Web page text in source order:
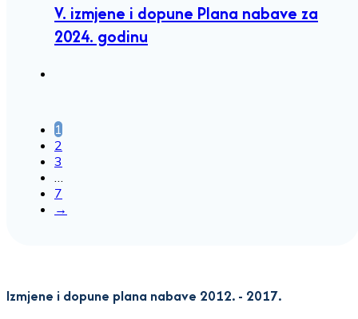
V. izmjene i dopune Plana nabave za
2024. godinu
1
2
3
7
→
Izmjene i dopune plana nabave 2012. - 2017.